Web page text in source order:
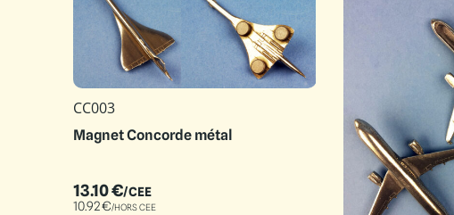
CC003
Magnet Concorde métal
13.10€/CEE
10.92€/HORS CEE